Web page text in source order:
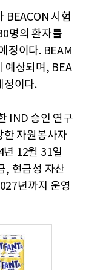
BEACON 시험
명의 환자를
정이다. BEAM
예상되며, BEA
정이다.
IND 승인 연구
자원봉사자
년 12월 31일
, 현금성 자산
년까지 운영